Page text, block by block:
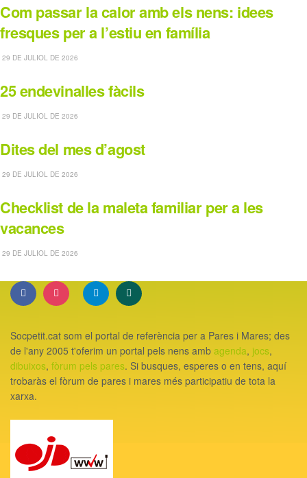
Com passar la calor amb els nens: idees
fresques per a l’estiu en família
29 DE JULIOL DE 2026
25 endevinalles fàcils
29 DE JULIOL DE 2026
Dites del mes d’agost
29 DE JULIOL DE 2026
Checklist de la maleta familiar per a les
vacances
29 DE JULIOL DE 2026
Socpetit.cat som el portal de referència per a Pares i Mares; des
de l'any 2005 t'oferim un portal pels nens amb agenda, jocs,
dibuixos, fòrum pels pares. Si busques, esperes o en tens, aquí
trobaràs el fòrum de pares i mares més participatiu de tota la
xarxa.